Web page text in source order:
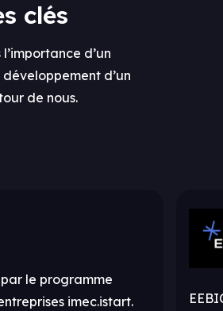
clés
d’un
d’un
de nous.
le programme
imec.istart.